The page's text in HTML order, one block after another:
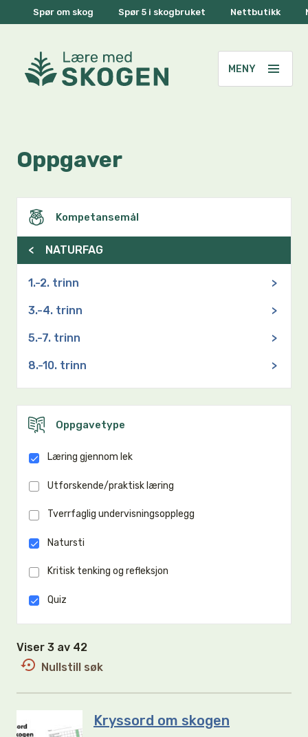
Spør om skog Spør 5 i skogbruket Nettbutikk
Oppgaver
Kompetansemål
< NATURFAG
1.-2. trinn >
3.-4. trinn >
5.-7. trinn >
8.-10. trinn >
Oppgavetype
Læring gjennom lek
Utforskende/praktisk læring
Tverrfaglig undervisningsopplegg
Natursti
Kritisk tenking og refleksjon
Quiz
Viser 3 av 42
Nullstill søk
Kryssord om skogen